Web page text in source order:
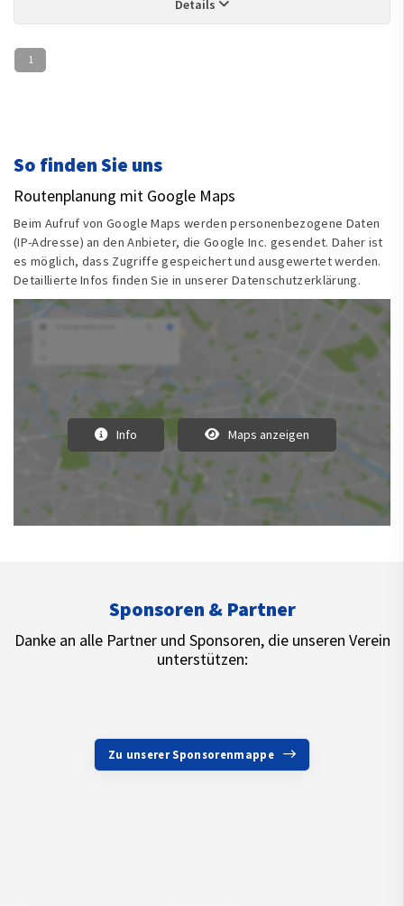
Details
1
So finden Sie uns
Routenplanung mit Google Maps
Beim Aufruf von Google Maps werden personenbezogene Daten
(IP-Adresse) an den Anbieter, die Google Inc. gesendet. Daher ist
es möglich, dass Zugriffe gespeichert und ausgewertet werden.
Detaillierte Infos finden Sie in unserer Datenschutzerklärung.
Info Maps anzeigen
Sponsoren & Partner
Danke an alle Partner und Sponsoren, die unseren Verein
unterstützen:
Zu unserer Sponsorenmappe